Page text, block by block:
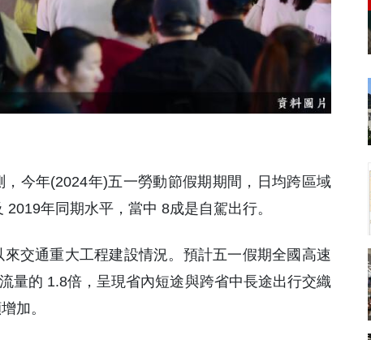
今年(2024年)五一勞動節假期期間，日均跨區域
年同期水平，當中 8成是自駕出行。
交通重大工程建設情況。預計五一假期全國高速
量的 1.8倍，呈現省內短途與跨省中長途出行交織
加。